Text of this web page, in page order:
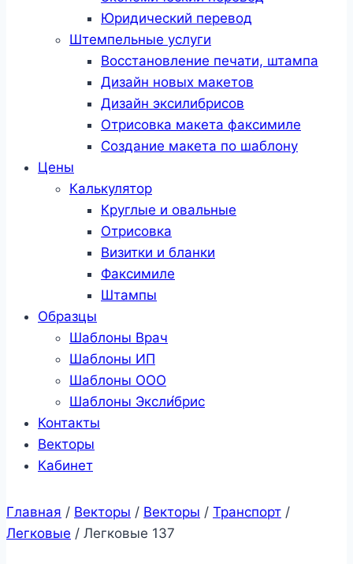
Юридический перевод
Штемпельные услуги
Восстановление печати, штампа
Дизайн новых макетов
Дизайн эксилибрисов
Отрисовка макета факсимиле
Создание макета по шаблону
Цены
Калькулятор
Круглые и овальные
Отрисовка
Визитки и бланки
Факсимиле
Штампы
Образцы
Шаблоны Врач
Шаблоны ИП
Шаблоны ООО
Шаблоны Эксли́брис
Контакты
Векторы
Кабинет
Главная / Векторы / Векторы / Транспорт /
Легковые / Легковые 137